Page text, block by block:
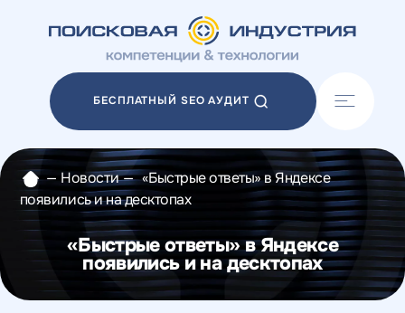
БЕСПЛАТНЫЙ SEO АУДИТ
Акции
Отзывы
Разработка сайтов
Разработка прототипов
Разработка контента
Реклама у блогеров
Веб-аналитика
— Новости — «Быстрые ответы» в Яндексе
появились и на десктопах
«Быстрые ответы» в Яндексе
появились и на десктопах